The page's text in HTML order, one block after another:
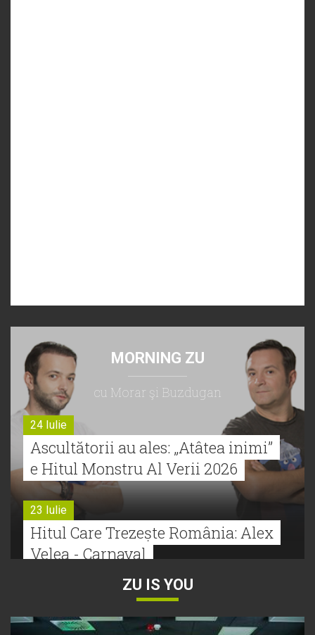
MORNING ZU
cu Morar şi Buzdugan
24 Iulie
Ascultătorii au ales: „Atâtea inimi”
e Hitul Monstru Al Verii 2026
23 Iulie
Hitul Care Trezește România: Alex
Velea - Carnaval
Bătălie strânsă la Hitul Monstru Al
ZU IS YOU